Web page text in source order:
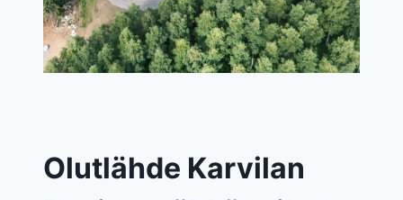
Olutlähde Karvilan